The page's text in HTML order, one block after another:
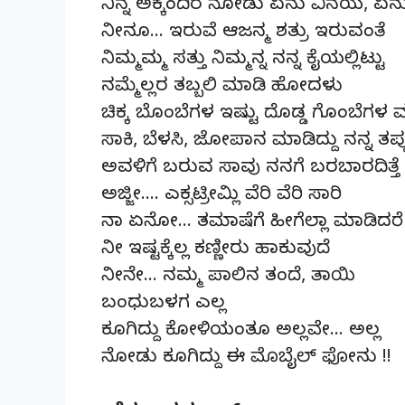
ನಿನ್ನ ಅಕ್ಕಂದಿರ ನೋಡು ಏನು ವಿನಯ,
ನೀನೂ… ಇರುವೆ ಆಜನ್ಮ ಶತ್ರು ಇರುವಂತೆ
ನಿಮ್ಮಮ್ಮ ಸತ್ತು ನಿಮ್ಮನ್ನ ನನ್ನ ಕೈಯಲ್ಲಿಟ್ಟು
ನಮ್ಮೆಲ್ಲರ ತಬ್ಬಲಿ ಮಾಡಿ ಹೋದಳು
ಚಿಕ್ಕ ಬೊಂಬೆಗಳ ಇಷ್ಟು ದೊಡ್ಡ ಗೊಂಬೆಗಳ
ಸಾಕಿ, ಬೆಳಸಿ, ಜೋಪಾನ ಮಾಡಿದ್ದು ನನ್ನ
ಅವಳಿಗೆ ಬರುವ ಸಾವು ನನಗೆ ಬರಬಾರದಿತ್ತೆ
ಅಜ್ಜೀ…. ಎಕ್ಸಟ್ರೀಮ್ಲಿ ವೆರಿ ವೆರಿ ಸಾರಿ
ನಾ ಏನೋ… ತಮಾಷೆಗೆ ಹೀಗೆಲ್ಲಾ ಮಾಡಿದರೆ
ನೀ ಇಷ್ಟಕ್ಕೆಲ್ಲ ಕಣ್ಣೀರು ಹಾಕುವುದೆ
ನೀನೇ… ನಮ್ಮ ಪಾಲಿನ ತಂದೆ, ತಾಯಿ
ಬಂಧುಬಳಗ ಎಲ್ಲ
ಕೂಗಿದ್ದು ಕೋಳಿಯಂತೂ ಅಲ್ಲವೇ… ಅಲ್ಲ
ನೋಡು ಕೂಗಿದ್ದು ಈ ಮೊಬೈಲ್ ಫೋನು !!